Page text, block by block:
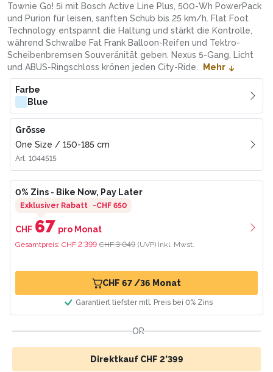
Townie Go! 5i mit Bosch Active Line Plus, 500-Wh PowerPack
und Purion für leisen, sanften Schub bis 25 km/h. Flat Foot
Technology entspannt die Haltung und stärkt die Kontrolle,
während Schwalbe Fat Frank Balloon-Reifen und Tektro-
Scheibenbremsen Souveränität geben. Nexus 5-Gang, Licht
und ABUS-Ringschloss krönen jeden City-Ride.
Mehr
Farbe
Blue
Grösse
One Size / 150-185 cm
Art. 1044515
0% Zins - Bike Now, Pay Later
Exklusiver Rabatt -CHF 650
CHF 67 pro Monat
Gesamtpreis: CHF 2’399 CHF 3’049 (UVP) Inkl. Mwst.
CHF 67 /36 Monat
Garantiert tiefster mtl. Preis bei 0% Zins
OR
Direktkauf CHF 2’399